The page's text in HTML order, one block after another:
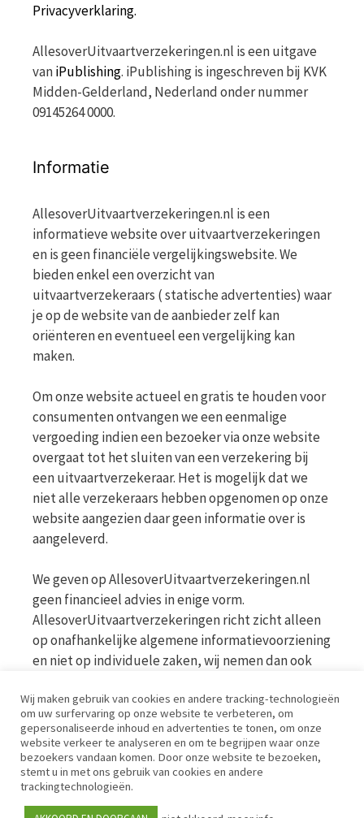
Privacyverklaring.
AllesoverUitvaartverzekeringen.nl is een uitgave
vaniPublishing. iPublishing is ingeschreven bij KVK
Midden-Gelderland, Nederland onder nummer
09145264 0000.
Informatie
AllesoverUitvaartverzekeringen.nl is een
informatieve website over uitvaartverzekeringen
en is geen financiële vergelijkingswebsite. We
bieden enkel een overzicht van
uitvaartverzekeraars ( statische advertenties) waar
je op de website van de aanbieder zelf kan
oriënteren en eventueel een vergelijking kan
maken.
Om onze website actueel en gratis te houden voor
consumenten ontvangen we een eenmalige
vergoeding indien een bezoeker via onze website
overgaat tot het sluiten van een verzekering bij
een uitvaartverzekeraar. Het is mogelijk dat we
niet alle verzekeraars hebben opgenomen op onze
website aangezien daar geen informatie over is
aangeleverd.
We geven op AllesoverUitvaartverzekeringen.nl
geen financieel advies in enige vorm.
AllesoverUitvaartverzekeringen richt zicht alleen
op onafhankelijke algemene informatievoorziening
en niet op individuele zaken, wij nemen dan ook
voor meer informatie op de website van de AFM
www.afm.nl
Disclaimer | Privacy | Cookies | Werkwijze
Wij maken gebruik van cookies en andere tracking-technologieën
om uw surfervaring op onze website te verbeteren, om
gepersonaliseerde inhoud en advertenties te tonen, om onze
website verkeer te analyseren en om te begrijpen waar onze
bezoekers vandaan komen. Door onze website te bezoeken,
stemt u in met ons gebruik van cookies en andere
trackingtechnologieën.